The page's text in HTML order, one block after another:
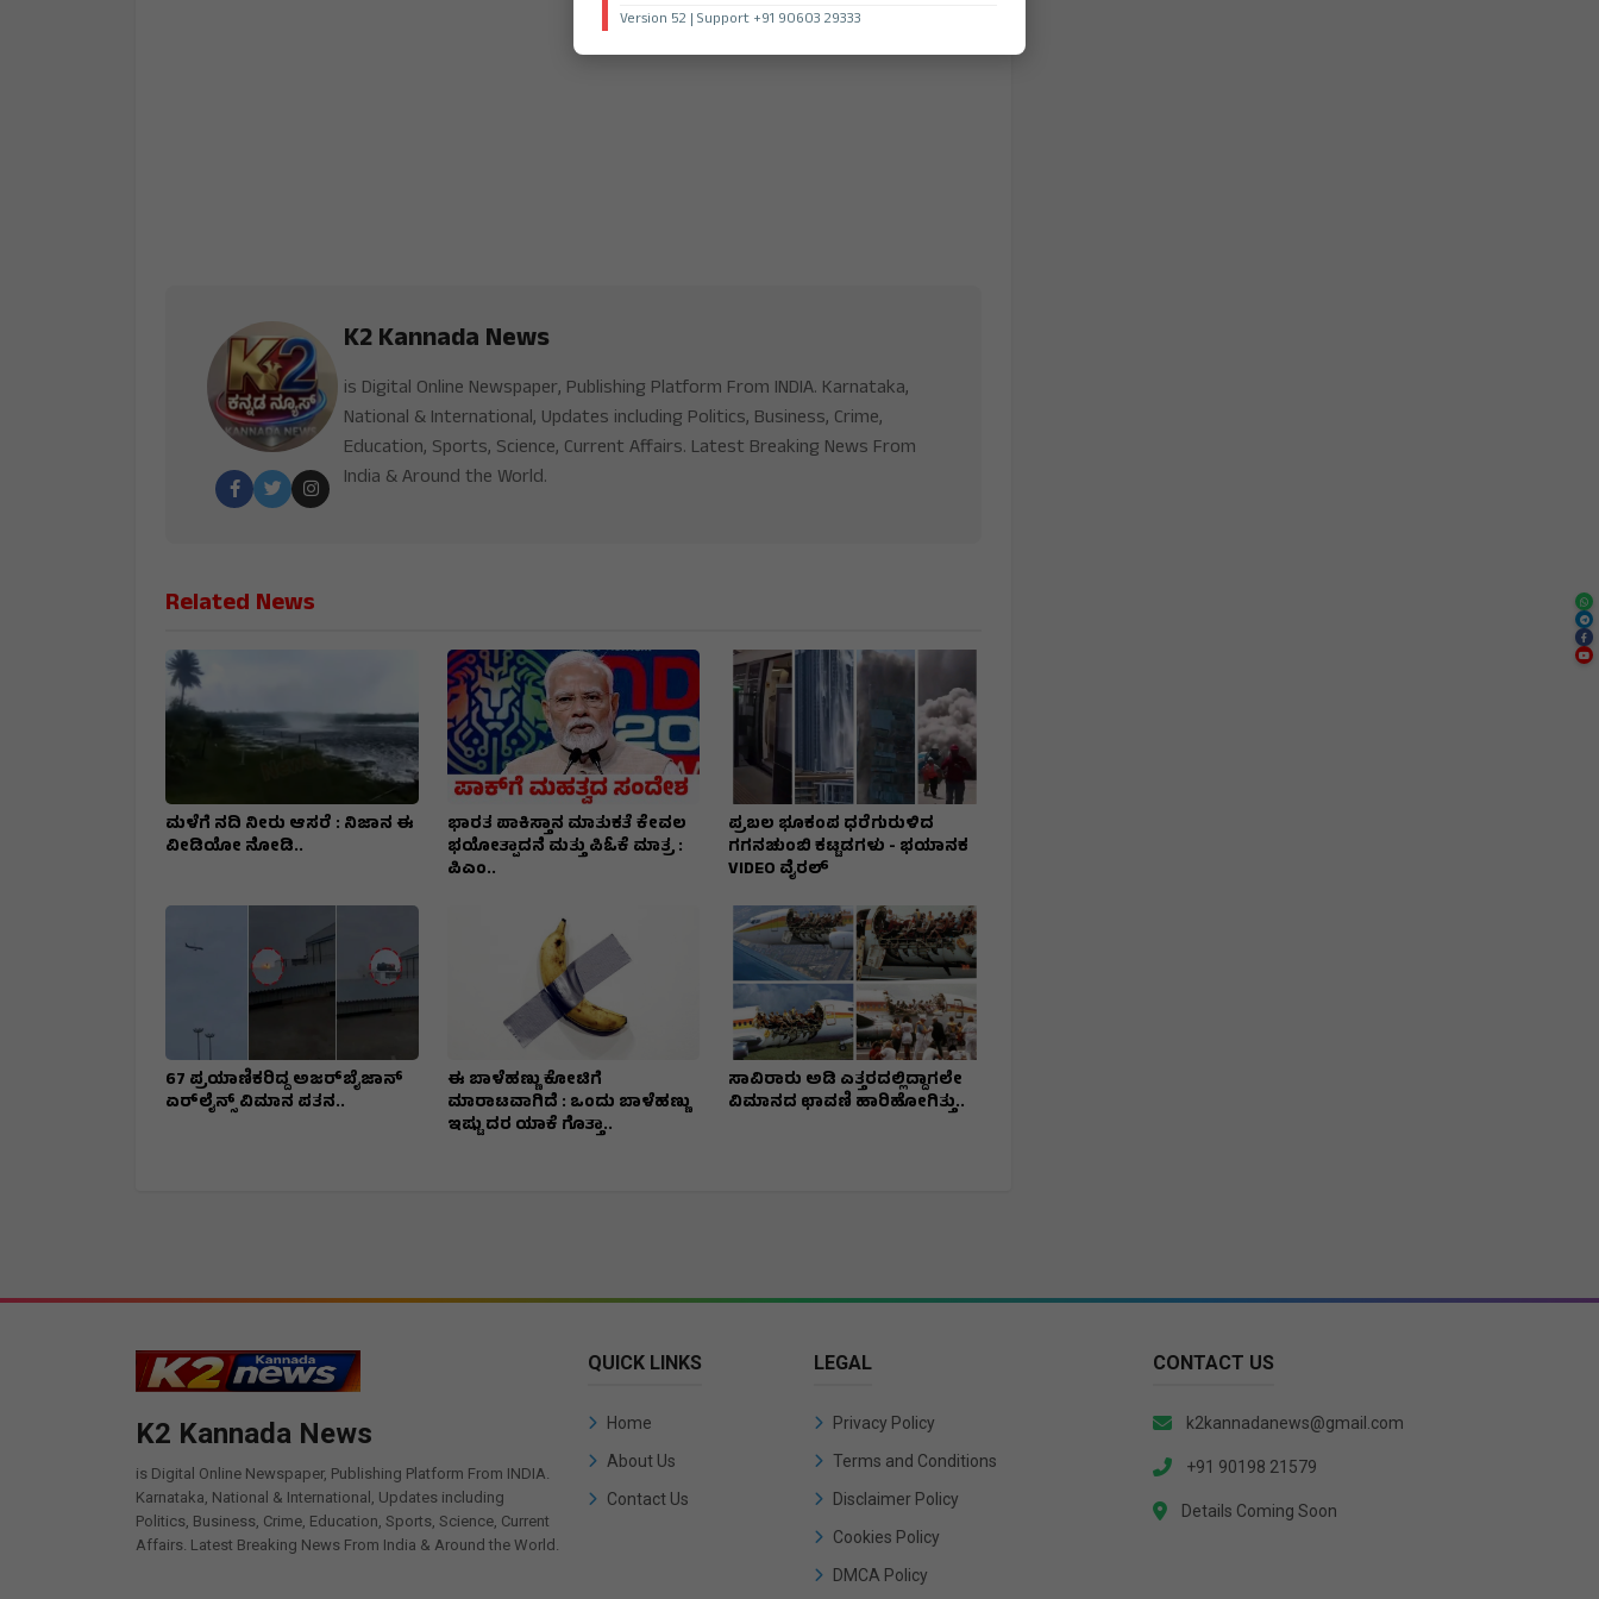
K2 Kannada News
is Digital Online Newspaper, Publishing Platform From INDIA. Karnataka,
National & International, Updates including Politics, Business, Crime,
Education, Sports, Science, Current Affairs. Latest Breaking News From
India & Around the World.
Related News
ಮಳೆಗೆ ನದಿ ನೀರು ಆಸರೆ : ನಿಜಾನ ಈ
ವೀಡಿಯೋ ನೋಡಿ..
ಭಾರತ ಪಾಕಿಸ್ತಾನ ಮಾತುಕತೆ ಕೇವಲ
ಭಯೋತ್ಪಾದನೆ ಮತ್ತು ಪಿಓಕೆ ಮಾತ್ರ :
ಪಿಎಂ..
ಪ್ರಬಲ ಭೂಕಂಪ ಧರೆಗುರುಳಿದ
ಗಗನಚುಂಬಿ ಕಟ್ಟಡಗಳು - ಭಯಾನಕ
VIDEO ವೈರಲ್
67 ಪ್ರಯಾಣಿಕರಿದ್ದ ಅಜರ್‌ಬೈಜಾನ್
ಏರ್‌ಲೈನ್ಸ್ ವಿಮಾನ ಪತನ..
ಈ ಬಾಳೆಹಣ್ಣು ಕೋಟಿಗೆ
ಮಾರಾಟವಾಗಿದೆ : ಒಂದು ಬಾಳೆಹಣ್ಣು
ಇಷ್ಟು ದರ ಯಾಕೆ ಗೊತ್ತಾ..
ಸಾವಿರಾರು ಅಡಿ ಎತ್ತರದಲ್ಲಿದ್ದಾಗಲೇ
ವಿಮಾನದ ಛಾವಣಿ ಹಾರಿಹೋಗಿತ್ತು..
K2 Kannada News
is Digital Online Newspaper, Publishing Platform From INDIA.
Karnataka, National & International, Updates including
Politics, Business, Crime, Education, Sports, Science, Current
Affairs. Latest Breaking News From India & Around the World.
QUICK LINKS
Home
About Us
Contact Us
LEGAL
Privacy Policy
Terms and Conditions
Disclaimer Policy
Cookies Policy
DMCA Policy
CONTACT US
k2kannadanews@gmail.com
+91 90198 21579
Details Coming Soon
Version 52 | Support +91 90603 29333